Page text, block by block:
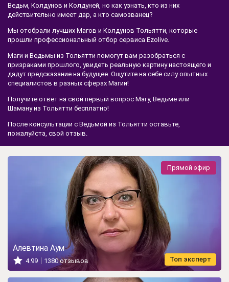
Ведьм, Колдунов и Колдуней, но как узнать, кто из них
действительно имеет дар, а кто самозванец?
Мы отобрали лучших Магов и Колдунов Тольятти, которые
прошли профессиональный отбор сервиса Ezolive.
Маги и Ведьмы из Тольятти помогут вам разобраться с
призраками прошлого, увидеть реальную картину настоящего и
дадут предсказание на будущее. Ощутите на себе силу опытных
специалистов в разных сферах Магии!
Получите ответ на свой первый вопрос Магу, Ведьме или
Шаману из Тольятти бесплатно!
После консультации с Ведьмой из Тольятти оставьте,
пожалуйста, свой отзыв.
Прямой эфир
Топ эксперт
Алевтина Аум
4.99 1380 отзывов